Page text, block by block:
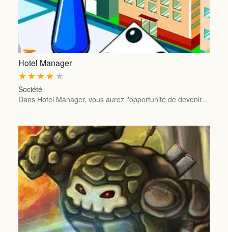
Hotel Manager
★
★
★
★
★
Société
Dans Hotel Manager, vous aurez l'opportunité de devenir…